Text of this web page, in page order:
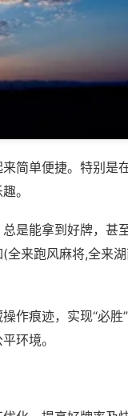
简单便捷。特别是
。
是能拿到好牌，甚
全来跑风麻将,全来
作痕迹，实现“必胜
环境。